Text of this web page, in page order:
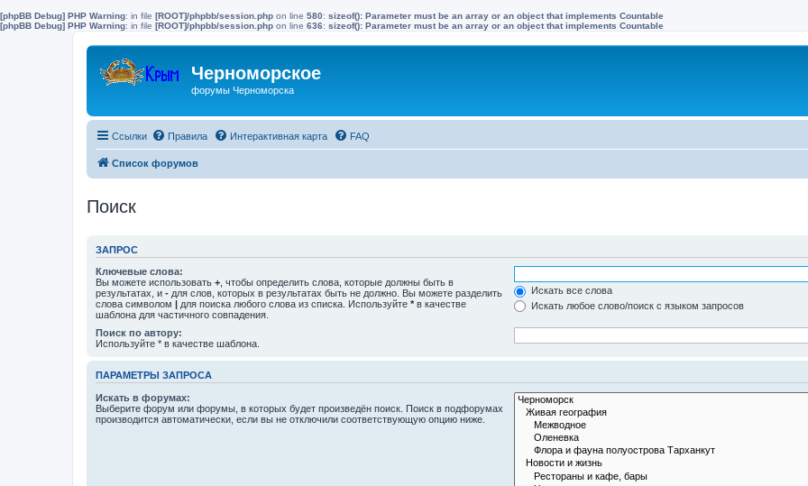
[phpBB Debug] PHP Warning: in file [ROOT]/phpbb/session.php on line 580: sizeof(): Parameter must be an array or an object that implements Countable
[phpBB Debug] PHP Warning: in file [ROOT]/phpbb/session.php on line 636: sizeof(): Parameter must be an array or an object that implements Countable
Черноморское
форумы Черноморска
Ссылки Правила Интерактивная карта FAQ
Список форумов
Поиск
ЗАПРОС
Ключевые слова:
Вы можете использовать + , чтобы определить слова, которые должны быть в
результатах, и - для слов, которых в результатах быть не должно. Вы можете разделить
слова символом | для поиска любого слова из списка. Используйте * в качестве
шаблона для частичного совпадения.
Искать все слова
Искать любое слово/поиск с языком запросов
Поиск по автору:
Используйте * в качестве шаблона.
ПАРАМЕТРЫ ЗАПРОСА
Искать в форумах:
Выберите форум или форумы, в которых будет произведён поиск. Поиск в подфорумах
производится автоматически, если вы не отключили соответствующую опцию ниже.